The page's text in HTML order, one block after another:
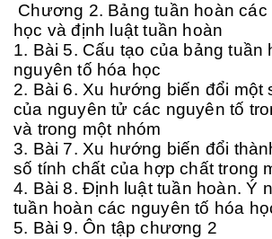
Chương 2. Bảng tuần hoàn
học và định luật tuần hoàn
1. Bài 5. Cấu tạo của bảng tuần
nguyên tố hóa học
2. Bài 6. Xu hướng biến đổi một
của nguyên tử các nguyên tố
và trong một nhóm
3. Bài 7. Xu hướng biến đổi
số tính chất của hợp chất trong
4. Bài 8. Định luật tuần hoàn. Ý
tuần hoàn các nguyên tố hóa
5. Bài 9. Ôn tập chương 2